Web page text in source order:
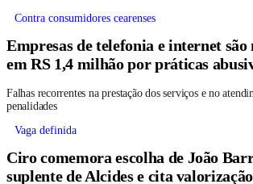
Contra consumidores cearenses
Empresas de telefonia e internet
em RS 1,4 milhão por práticas
Falhas recorrentes na prestação dos serviços e no
penalidades
Vaga definida
Ciro comemora escolha de João
suplente de Alcides e cita